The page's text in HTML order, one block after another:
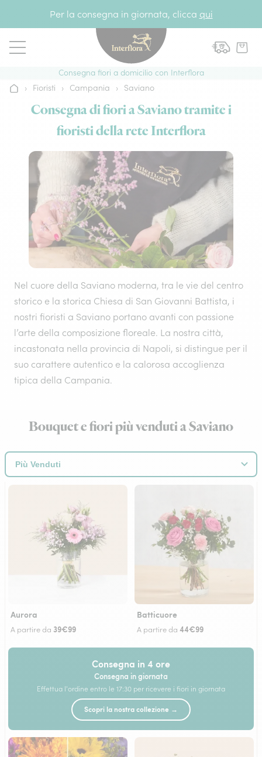
Per la consegna in giornata, clicca qui
Consegna fiori a domicilio con Interflora
Home› Fioristi › Campania › Saviano
Consegna di fiori a Saviano tramite i
fioristi della rete Interflora
Nel cuore della Saviano moderna, tra le vie del centro
storico e la storica Chiesa di San Giovanni Battista, i
nostri fioristi a Saviano portano avanti con passione
l’arte della composizione floreale. La nostra città,
incastonata nella provincia di Napoli, si distingue per il
suo carattere autentico e la calorosa accoglienza
tipica della Campania.
Bouquet e fiori più venduti a Saviano
Aurora
A partire da 39€99
Batticuore
A partire da 44€99
Consegna in 4 ore
Consegna in giornata
Effettua l'ordine entro le 17:30 per ricevere i fiori in giornata
Scopri la nostra collezione →